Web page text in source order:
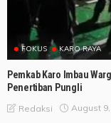
FOKUS KARO RAYA
Pemkab Karo Imbau
Penertiban Pungli
Redaksi August